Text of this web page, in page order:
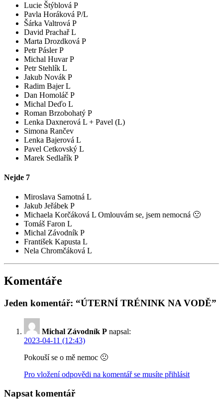
Lucie Štýblová P
Pavla Horáková P/L
Šárka Valtrová P
David Prachař L
Marta Drozdková P
Petr Pásler P
Michal Huvar P
Petr Stehlík L
Jakub Novák P
Radim Bajer L
Dan Homoláč P
Michal Deďo L
Roman Brzobohatý P
Lenka Daxnerová L + Pavel (L)
Simona Rančev
Lenka Bajerová L
Pavel Cetkovský L
Marek Sedlařík P
Nejde 7
Miroslava Samotná L
Jakub Jeřábek P
Michaela Korčáková L Omlouvám se, jsem nemocná 🙁
Tomáš Faron L
Michal Závodník P
František Kapusta L
Nela Chromčáková L
Komentáře
Jeden komentář: “ÚTERNÍ TRÉNINK NA VODĚ”
Michal Závodník P napsal:
2023-04-11 (12:43)
Pokouší se o mě nemoc 🙁
Pro vložení odpovědi na komentář se musíte přihlásit
Napsat komentář